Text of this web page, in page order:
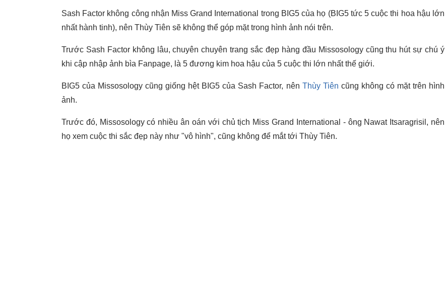
Sash Factor không công nhận Miss Grand International trong BIG5 của họ (BIG5 tức 5 cuộc thi hoa hậu lớn
nhất hành tinh), nên Thùy Tiên sẽ không thể góp mặt trong hình ảnh nói trên.
Trước Sash Factor không lâu, chuyên chuyên trang sắc đẹp hàng đầu Missosology cũng thu hút sự chú ý
khi cập nhập ảnh bìa Fanpage, là 5 đương kim hoa hậu của 5 cuộc thi lớn nhất thế giới.
BIG5 của Missosology cũng giống hệt BIG5 của Sash Factor, nên Thùy Tiên cũng không có mặt trên hình
ảnh.
Trước đó, Missosology có nhiều ân oán với chủ tịch Miss Grand International - ông Nawat Itsaragrisil, nên
họ xem cuộc thi sắc đẹp này như "vô hình", cũng không để mắt tới Thùy Tiên.